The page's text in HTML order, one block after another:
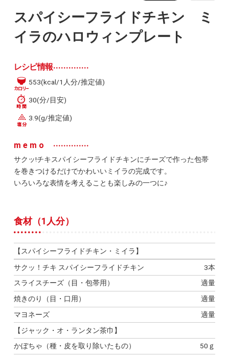
スパイシーフライドチキン ミ
イラのハロウィンプレート
レシピ情報
553(kcal/1人分/推定値)
30(分/目安)
3.9(g/推定値)
memo
サクッ!チキスパイシーフライドチキンにチーズで作った包帯
を巻きつけるだけでかわいいミイラの完成です。
いろいろな表情を考えることも楽しみの一つに♪
食材（1人分）
【スパイシーフライドチキン・ミイラ】
サクッ！チキ スパイシーフライドチキン
3本
スライスチーズ（目・包帯用）
適量
焼きのり（目・口用）
適量
マヨネーズ
適量
【ジャック・オ・ランタン茶巾】
かぼちゃ（種・皮を取り除いたもの）
50ｇ